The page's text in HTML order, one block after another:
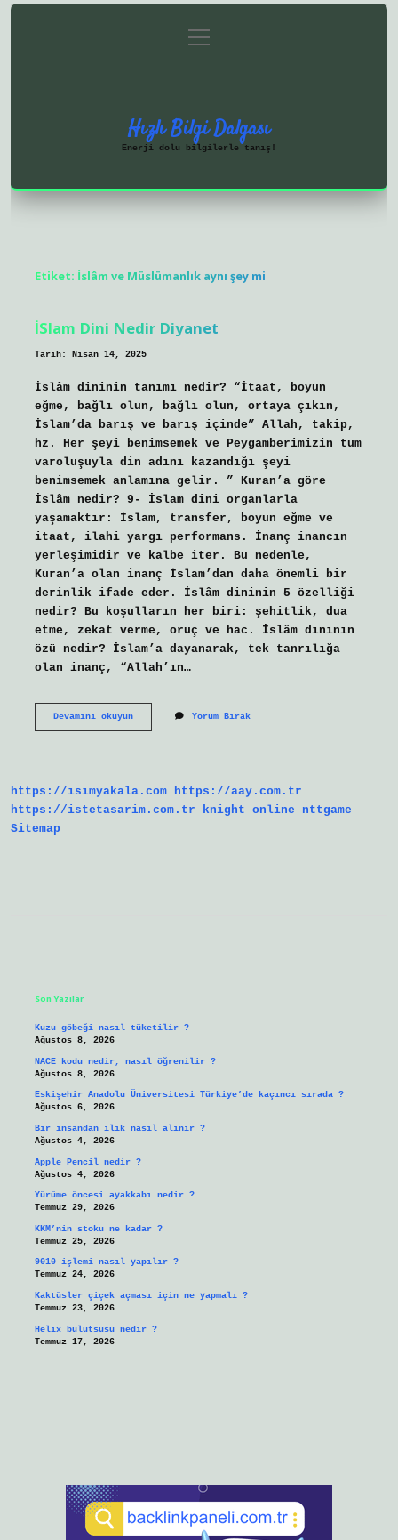
Gizlilik Politikası
menüyü
aç
Hızlı Bilgi Dalgası
Enerji dolu bilgilerle tanış!
Etiket: İslâm ve Müslümanlık aynı şey mi
İSlam Dini Nedir Diyanet
Tarih: Nisan 14, 2025
İslâm dininin tanımı nedir? “İtaat, boyun
eğme, bağlı olun, bağlı olun, ortaya çıkın,
İslam’da barış ve barış içinde” Allah, takip,
hz. Her şeyi benimsemek ve Peygamberimizin tüm
varoluşuyla din adını kazandığı şeyi
benimsemek anlamına gelir. ” Kuran’a göre
İslâm nedir? 9- İslam dini organlarla
yaşamaktır: İslam, transfer, boyun eğme ve
itaat, ilahi yargı performans. İnanç inancın
yerleşimidir ve kalbe iter. Bu nedenle,
Kuran’a olan inanç İslam’dan daha önemli bir
derinlik ifade eder. İslâm dininin 5 özelliği
nedir? Bu koşulların her biri: şehitlik, dua
etme, zekat verme, oruç ve hac. İslâm dininin
özü nedir? İslam’a dayanarak, tek tanrılığa
olan inanç, “Allah’ın…
Devamını okuyunİSlam
Yorum Bırak
https://isimyakala.com https://aay.com.tr
https://istetasarim.com.tr
knight online
nttgame
Sitemap
Son Yazılar
Kuzu göbeği nasıl tüketilir ?
Ağustos 8, 2026
NACE kodu nedir, nasıl öğrenilir ?
Ağustos 8, 2026
Eskişehir Anadolu Üniversitesi Türkiye’de kaçıncı sırada ?
Ağustos 6, 2026
Bir insandan ilik nasıl alınır ?
Ağustos 4, 2026
Apple Pencil nedir ?
Ağustos 4, 2026
Yürüme öncesi ayakkabı nedir ?
Temmuz 29, 2026
KKM’nin stoku ne kadar ?
Temmuz 25, 2026
9010 işlemi nasıl yapılır ?
Temmuz 24, 2026
Kaktüsler çiçek açması için ne yapmalı ?
Temmuz 23, 2026
Helix bulutsusu nedir ?
Temmuz 17, 2026